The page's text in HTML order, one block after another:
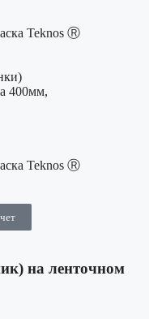
Teknos Ⓡ
400мм,
Teknos Ⓡ
на ленточном